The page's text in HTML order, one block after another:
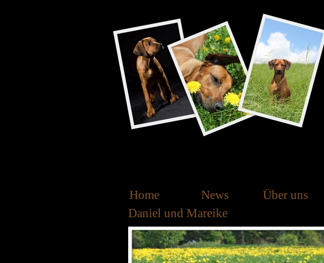
Home News Über uns
Daniel und Mareike